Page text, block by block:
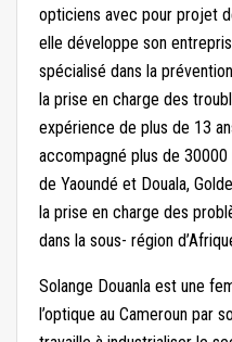
opticiens avec pour projet
elle développe son
spécialisé dans la
la prise en charge des
expérience de plus de 13
accompagné plus de
de Yaoundé et Douala,
la prise en charge des
dans la sous- région
Solange Douanla est une
l’optique au Cameroun par